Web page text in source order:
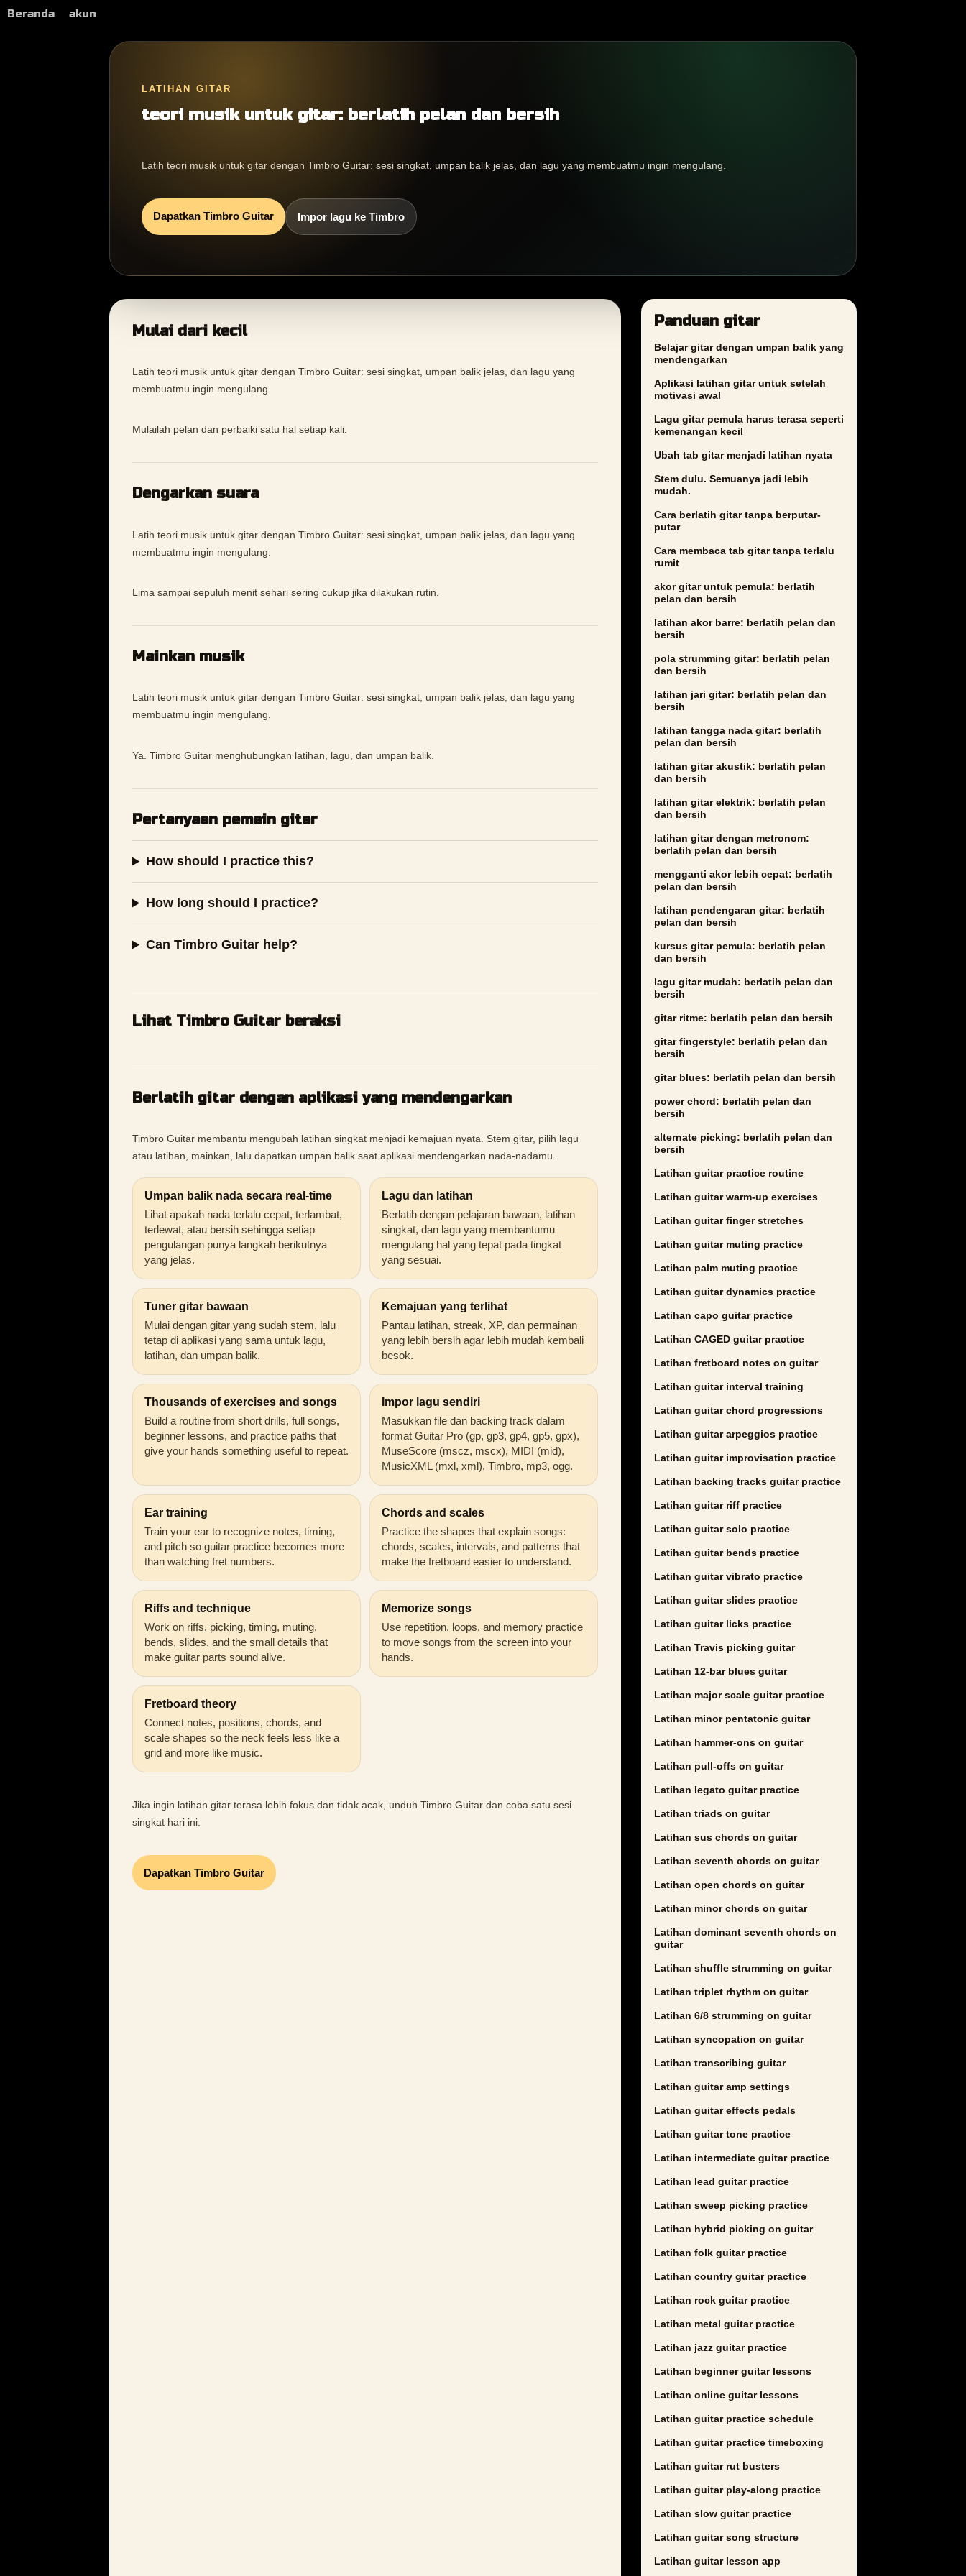
Beranda akun
LATIHAN GITAR
teori musik untuk gitar: berlatih pelan dan bersih
Latih teori musik untuk gitar dengan Timbro Guitar: sesi singkat, umpan balik jelas, dan lagu yang membuatmu ingin mengulang.
Dapatkan Timbro Guitar Impor lagu ke Timbro
Mulai dari kecil
Latih teori musik untuk gitar dengan Timbro Guitar: sesi singkat, umpan balik jelas, dan lagu yang
membuatmu ingin mengulang.
Mulailah pelan dan perbaiki satu hal setiap kali.
Dengarkan suara
Latih teori musik untuk gitar dengan Timbro Guitar: sesi singkat, umpan balik jelas, dan lagu yang
membuatmu ingin mengulang.
Lima sampai sepuluh menit sehari sering cukup jika dilakukan rutin.
Mainkan musik
Latih teori musik untuk gitar dengan Timbro Guitar: sesi singkat, umpan balik jelas, dan lagu yang
membuatmu ingin mengulang.
Ya. Timbro Guitar menghubungkan latihan, lagu, dan umpan balik.
Pertanyaan pemain gitar
How should I practice this?
How long should I practice?
Can Timbro Guitar help?
Lihat Timbro Guitar beraksi
Berlatih gitar dengan aplikasi yang mendengarkan
Timbro Guitar membantu mengubah latihan singkat menjadi kemajuan nyata. Stem gitar, pilih lagu
atau latihan, mainkan, lalu dapatkan umpan balik saat aplikasi mendengarkan nada-nadamu.
Umpan balik nada secara real-time
Lihat apakah nada terlalu cepat, terlambat,
terlewat, atau bersih sehingga setiap
pengulangan punya langkah berikutnya
yang jelas.
Lagu dan latihan
Berlatih dengan pelajaran bawaan, latihan
singkat, dan lagu yang membantumu
mengulang hal yang tepat pada tingkat
yang sesuai.
Tuner gitar bawaan
Mulai dengan gitar yang sudah stem, lalu
tetap di aplikasi yang sama untuk lagu,
latihan, dan umpan balik.
Kemajuan yang terlihat
Pantau latihan, streak, XP, dan permainan
yang lebih bersih agar lebih mudah kembali
besok.
Thousands of exercises and songs
Build a routine from short drills, full songs,
beginner lessons, and practice paths that
give your hands something useful to repeat.
Impor lagu sendiri
Masukkan file dan backing track dalam
format Guitar Pro (gp, gp3, gp4, gp5, gpx),
MuseScore (mscz, mscx), MIDI (mid),
MusicXML (mxl, xml), Timbro, mp3, ogg.
Ear training
Train your ear to recognize notes, timing,
and pitch so guitar practice becomes more
than watching fret numbers.
Chords and scales
Practice the shapes that explain songs:
chords, scales, intervals, and patterns that
make the fretboard easier to understand.
Riffs and technique
Work on riffs, picking, timing, muting,
bends, slides, and the small details that
make guitar parts sound alive.
Memorize songs
Use repetition, loops, and memory practice
to move songs from the screen into your
hands.
Fretboard theory
Connect notes, positions, chords, and
scale shapes so the neck feels less like a
grid and more like music.
Jika ingin latihan gitar terasa lebih fokus dan tidak acak, unduh Timbro Guitar dan coba satu sesi
singkat hari ini.
Dapatkan Timbro Guitar
Panduan gitar
Belajar gitar dengan umpan balik yang
mendengarkan
Aplikasi latihan gitar untuk setelah
motivasi awal
Lagu gitar pemula harus terasa seperti
kemenangan kecil
Ubah tab gitar menjadi latihan nyata
Stem dulu. Semuanya jadi lebih
mudah.
Cara berlatih gitar tanpa berputar-
putar
Cara membaca tab gitar tanpa terlalu
rumit
akor gitar untuk pemula: berlatih
pelan dan bersih
latihan akor barre: berlatih pelan dan
bersih
pola strumming gitar: berlatih pelan
dan bersih
latihan jari gitar: berlatih pelan dan
bersih
latihan tangga nada gitar: berlatih
pelan dan bersih
latihan gitar akustik: berlatih pelan
dan bersih
latihan gitar elektrik: berlatih pelan
dan bersih
latihan gitar dengan metronom:
berlatih pelan dan bersih
mengganti akor lebih cepat: berlatih
pelan dan bersih
latihan pendengaran gitar: berlatih
pelan dan bersih
kursus gitar pemula: berlatih pelan
dan bersih
lagu gitar mudah: berlatih pelan dan
bersih
gitar ritme: berlatih pelan dan bersih
gitar fingerstyle: berlatih pelan dan
bersih
gitar blues: berlatih pelan dan bersih
power chord: berlatih pelan dan
bersih
alternate picking: berlatih pelan dan
bersih
Latihan guitar practice routine
Latihan guitar warm-up exercises
Latihan guitar finger stretches
Latihan guitar muting practice
Latihan palm muting practice
Latihan guitar dynamics practice
Latihan capo guitar practice
Latihan CAGED guitar practice
Latihan fretboard notes on guitar
Latihan guitar interval training
Latihan guitar chord progressions
Latihan guitar arpeggios practice
Latihan guitar improvisation practice
Latihan backing tracks guitar practice
Latihan guitar riff practice
Latihan guitar solo practice
Latihan guitar bends practice
Latihan guitar vibrato practice
Latihan guitar slides practice
Latihan guitar licks practice
Latihan Travis picking guitar
Latihan 12-bar blues guitar
Latihan major scale guitar practice
Latihan minor pentatonic guitar
Latihan hammer-ons on guitar
Latihan pull-offs on guitar
Latihan legato guitar practice
Latihan triads on guitar
Latihan sus chords on guitar
Latihan seventh chords on guitar
Latihan open chords on guitar
Latihan minor chords on guitar
Latihan dominant seventh chords on
guitar
Latihan shuffle strumming on guitar
Latihan triplet rhythm on guitar
Latihan 6/8 strumming on guitar
Latihan syncopation on guitar
Latihan transcribing guitar
Latihan guitar amp settings
Latihan guitar effects pedals
Latihan guitar tone practice
Latihan intermediate guitar practice
Latihan lead guitar practice
Latihan sweep picking practice
Latihan hybrid picking on guitar
Latihan folk guitar practice
Latihan country guitar practice
Latihan rock guitar practice
Latihan metal guitar practice
Latihan jazz guitar practice
Latihan beginner guitar lessons
Latihan online guitar lessons
Latihan guitar practice schedule
Latihan guitar practice timeboxing
Latihan guitar rut busters
Latihan guitar play-along practice
Latihan slow guitar practice
Latihan guitar song structure
Latihan guitar lesson app